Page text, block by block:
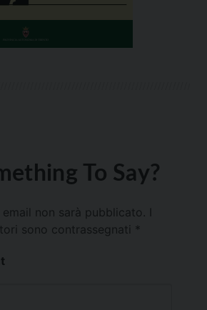
To Say?
email non sarà pubblicato.
sono contrassegnati *